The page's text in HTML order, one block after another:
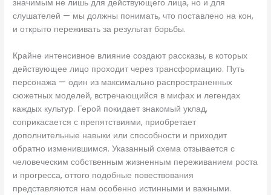
значимым не лишь для действующего лица, но и для
слушателей — мы должны понимать, что поставлено на кон,
и открыто переживать за результат борьбы.
Крайне интенсивное влияние создают рассказы, в которых
действующее лицо проходит через трансформацию. Путь
персонажа — один из максимально распространенных
сюжетных моделей, встречающийся в мифах и легендах
каждых культур. Герой покидает знакомый уклад,
соприкасается с препятствиями, приобретает
дополнительные навыки или способности и приходит
обратно изменившимся. Указанный схема отзывается с
человеческим собственным жизненным переживанием роста
и прогресса, оттого подобные повествования
представляются нам особенно истинными и важными.